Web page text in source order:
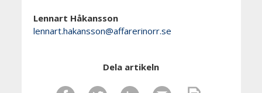
Lennart Håkansson
lennart.hakansson@affarerinorr.se
Dela artikeln